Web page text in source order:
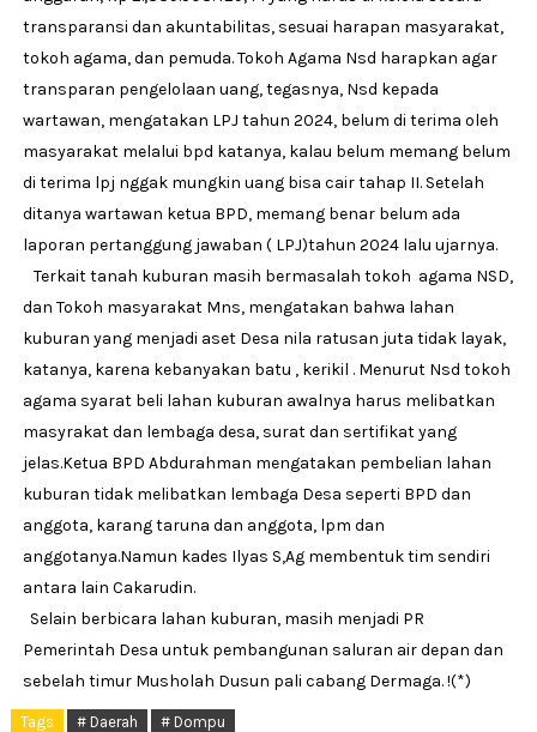
transparansi dan akuntabilitas, sesuai harapan masyarakat,
tokoh agama, dan pemuda. Tokoh Agama Nsd harapkan agar
transparan pengelolaan uang, tegasnya, Nsd kepada
wartawan, mengatakan LPJ tahun 2024, belum di terima oleh
masyarakat melalui bpd katanya, kalau belum memang belum
di terima lpj nggak mungkin uang bisa cair tahap II. Setelah
ditanya wartawan ketua BPD, memang benar belum ada
laporan pertanggung jawaban ( LPJ)tahun 2024 lalu ujarnya.
Terkait tanah kuburan masih bermasalah tokoh agama NSD,
dan Tokoh masyarakat Mns, mengatakan bahwa lahan
kuburan yang menjadi aset Desa nila ratusan juta tidak layak,
katanya, karena kebanyakan batu , kerikil . Menurut Nsd tokoh
agama syarat beli lahan kuburan awalnya harus melibatkan
masyrakat dan lembaga desa, surat dan sertifikat yang
jelas.Ketua BPD Abdurahman mengatakan pembelian lahan
kuburan tidak melibatkan lembaga Desa seperti BPD dan
anggota, karang taruna dan anggota, lpm dan
anggotanya.Namun kades Ilyas S,Ag membentuk tim sendiri
antara lain Cakarudin.
Selain berbicara lahan kuburan, masih menjadi PR
Pemerintah Desa untuk pembangunan saluran air depan dan
sebelah timur Musholah Dusun pali cabang Dermaga. !(*)
Tags # Daerah # Dompu